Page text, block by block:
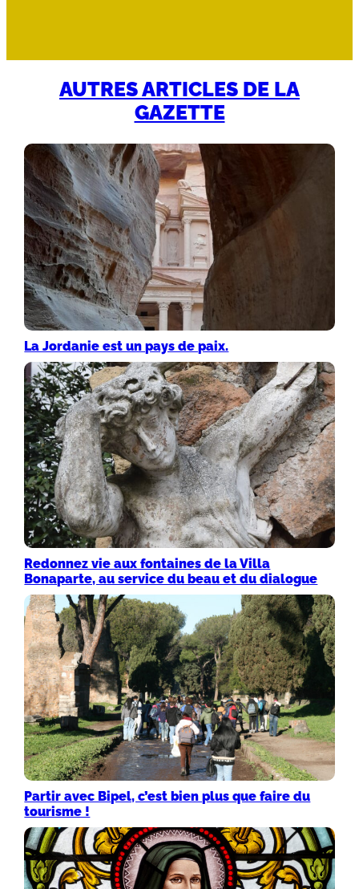
AUTRES ARTICLES DE LA
GAZETTE
La Jordanie est un pays de paix.
Redonnez vie aux fontaines de la Villa
Bonaparte, au service du beau et du dialogue
Partir avec Bipel, c’est bien plus que faire du
tourisme !